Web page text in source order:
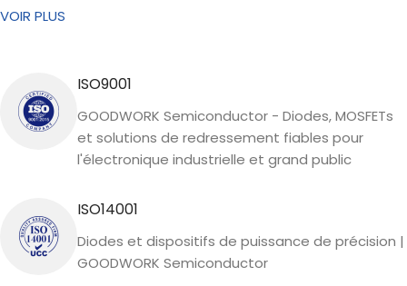
VOIR PLUS
ISO9001
GOODWORK Semiconductor - Diodes, MOSFETs
et solutions de redressement fiables pour
l'électronique industrielle et grand public
ISO14001
Diodes et dispositifs de puissance de précision |
GOODWORK Semiconductor